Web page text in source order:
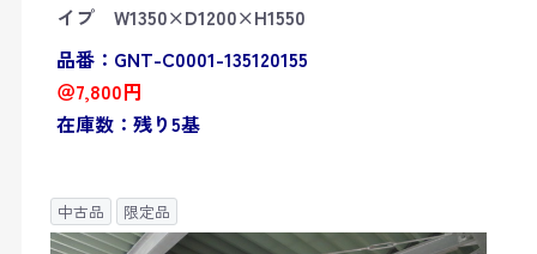
イプ W1350×D1200×H1550
品番：GNT-C0001-135120155
＠7,800円
在庫数：残り5基
中古品 限定品